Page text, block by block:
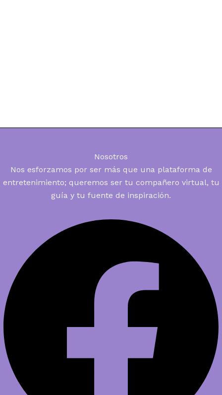
Nosotros
Nos esforzamos por ser más que una plataforma de
entretenimiento; queremos ser tu compañero virtual, tu
guía y tu fuente de inspiración.